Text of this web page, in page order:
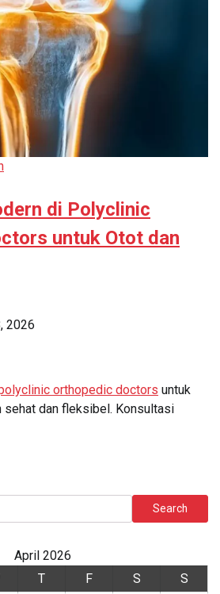
di Polyclinic
untuk Otot dan
2026
orthopedic doctors untuk
sehat dan fleksibel. Konsultasi
Search
April 2026
T F S S